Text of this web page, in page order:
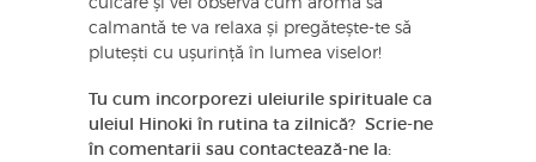
culcare și vei observa cum aroma sa
calmantă te va relaxa și pregătește-te să
plutești cu ușurință în lumea viselor!
Tu cum incorporezi uleiurile spirituale ca
uleiul Hinoki în rutina ta zilnică? Scrie-ne
în comentarii sau contactează-ne la: